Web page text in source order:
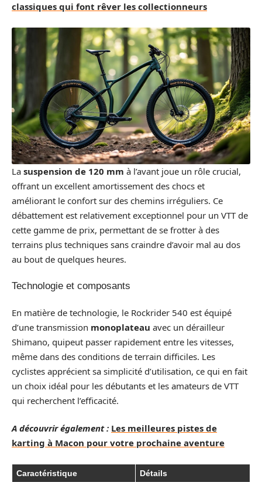
classiques qui font rêver les collectionneurs
La suspension de 120 mm à l’avant joue un rôle crucial,
offrant un excellent amortissement des chocs et
améliorant le confort sur des chemins irréguliers. Ce
débattement est relativement exceptionnel pour un VTT de
cette gamme de prix, permettant de se frotter à des
terrains plus techniques sans craindre d’avoir mal au dos
au bout de quelques heures.
Technologie et composants
En matière de technologie, le Rockrider 540 est équipé
d’une transmission monoplateau avec un dérailleur
Shimano, quipeut passer rapidement entre les vitesses,
même dans des conditions de terrain difficiles. Les
cyclistes apprécient sa simplicité d’utilisation, ce qui en fait
un choix idéal pour les débutants et les amateurs de VTT
qui recherchent l’efficacité.
A découvrir également : Les meilleures pistes de
karting à Macon pour votre prochaine aventure
Caractéristique Détails